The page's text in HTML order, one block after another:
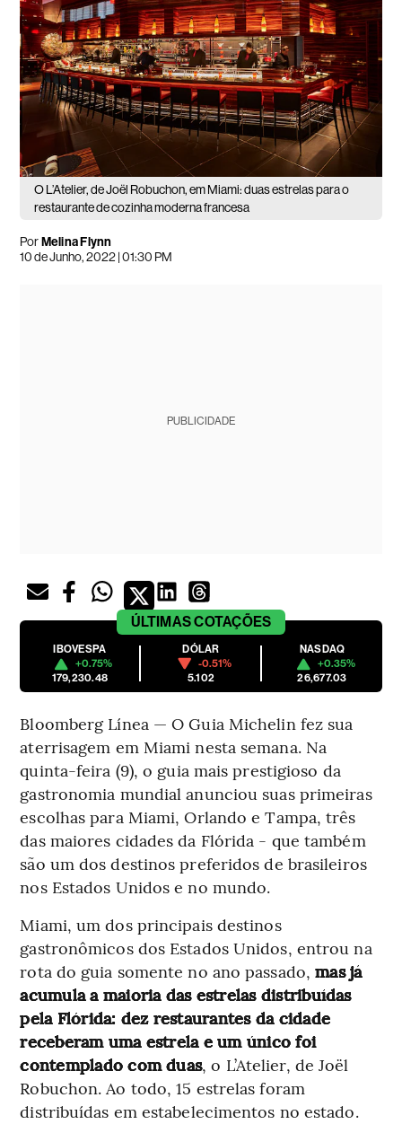
O L’Atelier, de Joël Robuchon, em Miami: duas estrelas para o
restaurante de cozinha moderna francesa
PorMelina Flynn
10 de Junho, 2022 | 01:30 PM
PUBLICIDADE
ÚLTIMASCOTAÇÕES
IBOVESPA
+0.75%
179,230.48
DÓLAR
-0.51%
5.102
NASDAQ
+0.35%
26,677.03
Bloomberg Línea — O Guia Michelin fez sua
aterrisagem em Miami nesta semana. Na
quinta-feira (9), o guia mais prestigioso da
gastronomia mundial anunciou suas primeiras
escolhas para Miami, Orlando e Tampa, três
das maiores cidades da Flórida - que também
são um dos destinos preferidos de brasileiros
nos Estados Unidos e no mundo.
Miami, um dos principais destinos
gastronômicos dos Estados Unidos, entrou na
rota do guia somente no ano passado, mas já
acumula a maioria das estrelas distribuídas
pela Flórida: dez restaurantes da cidade
receberam uma estrela e um único foi
contemplado com duas, o L’Atelier, de Joël
Robuchon. Ao todo, 15 estrelas foram
distribuídas em estabelecimentos no estado.